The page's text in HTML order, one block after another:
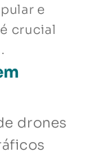
e
crucial
drones